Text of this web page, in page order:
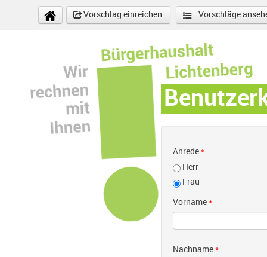
Direkt zum Inhalt
Vorschlag einreichen
Vorschläge
Anrede *
Herr
Frau
Vorname *
Nachname *